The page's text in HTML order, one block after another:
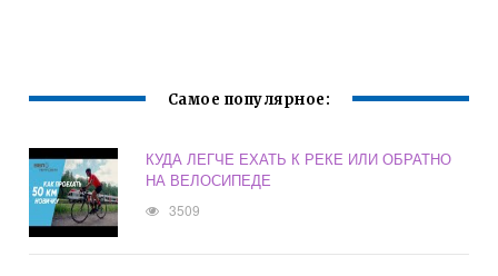
Самое популярное:
КУДА ЛЕГЧЕ ЕХАТЬ К РЕКЕ ИЛИ ОБРАТНО
НА ВЕЛОСИПЕДЕ
3509